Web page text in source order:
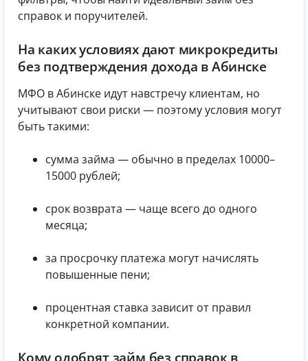
справок и поручителей.
На каких условиях дают микрокредиты
без подтверждения дохода в Абинске
МФО в Абинске идут навстречу клиентам, но
учитывают свои риски — поэтому условия могут
быть такими:
сумма займа — обычно в пределах 10000–
15000 рублей;
срок возврата — чаще всего до одного
месяца;
за просрочку платежа могут начислять
повышенные пени;
процентная ставка зависит от правил
конкретной компании.
Кому одобрят займ без справок в